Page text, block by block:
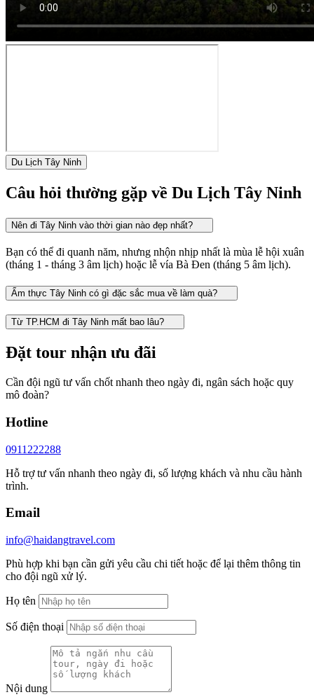
Du Lịch Tây Ninh
Câu hỏi thường gặp về Du Lịch Tây Ninh
Nên đi Tây Ninh vào thời gian nào đẹp nhất?
Bạn có thể đi quanh năm, nhưng nhộn nhịp nhất là mùa lễ hội xuân
(tháng 1 - tháng 3 âm lịch) hoặc lễ vía Bà Đen (tháng 5 âm lịch).
Ẩm thực Tây Ninh có gì đặc sắc mua về làm quà?
Từ TP.HCM đi Tây Ninh mất bao lâu?
Đặt tour nhận ưu đãi
Cần đội ngũ tư vấn chốt nhanh theo ngày đi, ngân sách hoặc quy
mô đoàn?
Hotline
0911222288
Hỗ trợ tư vấn nhanh theo ngày đi, số lượng khách và nhu cầu hành
trình.
Email
info@haidangtravel.com
Phù hợp khi bạn cần gửi yêu cầu chi tiết hoặc để lại thêm thông tin
cho đội ngũ xử lý.
Họ tên
Số điện thoại
Nội dung